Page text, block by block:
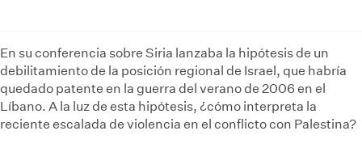
En su conferencia sobre Siria lanzaba la hipótesis de un
debilitamiento de la posición regional de Israel, que habría
quedado patente en la guerra del verano de 2006 en el
Líbano. A la luz de esta hipótesis, ¿cómo interpreta la
reciente escalada de violencia en el conflicto con Palestina?